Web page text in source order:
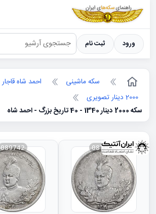
سکه ها ؛ راهنمای سکه شناسی
ورود ثبت نام
سکه ماشینی
احمد شاه قاجار
2000 دینار تصویری
سکه 2000 دینار 1340 - 40 تاریخ بزرگ - احمد شاه
087163
089742